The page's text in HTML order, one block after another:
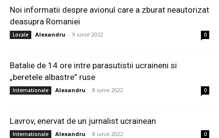
Noi informatii despre avionul care a zburat neautorizat
deasupra Romaniei
Locale Alexandru - 9 iunie 2022 0
Batalie de 14 ore intre parasutistii ucraineni si
„beretele albastre” ruse
Internationale Alexandru - 8 iunie 2022 0
Lavrov, enervat de un jurnalist ucrainean
Internationale Alexandru - 8 iunie 2022 0